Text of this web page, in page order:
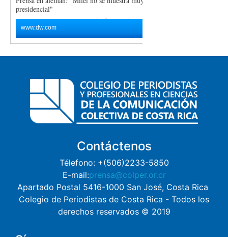
Contáctenos
Télefono: +(506)2233-5850
E-mail:prensa@colper.or.cr
Apartado Postal 5416-1000 San José, Costa Rica
Colegio de Periodistas de Costa Rica - Todos los
derechos reservados © 2019